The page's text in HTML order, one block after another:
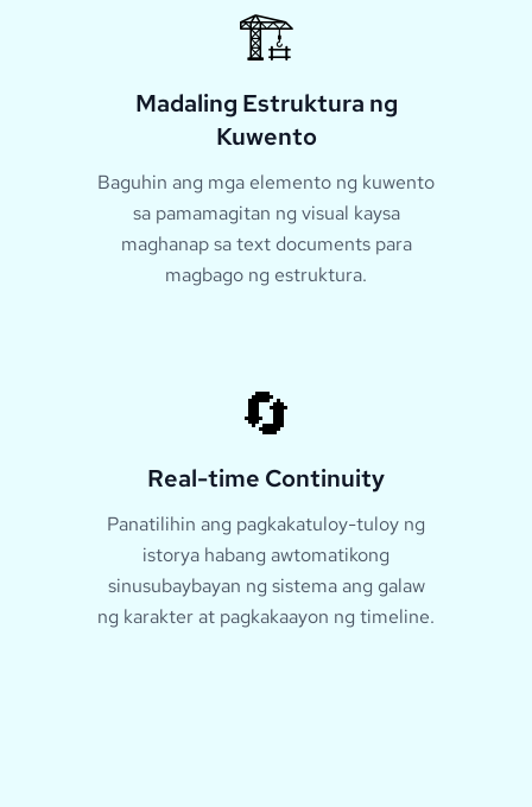
🏗️
Madaling Estruktura ng
Kuwento
Baguhin ang mga elemento ng kuwento
sa pamamagitan ng visual kaysa
maghanap sa text documents para
magbago ng estruktura.
🔄
Real-time Continuity
Panatilihin ang pagkakatuloy-tuloy ng
istorya habang awtomatikong
sinusubaybayan ng sistema ang galaw
ng karakter at pagkakaayon ng timeline.